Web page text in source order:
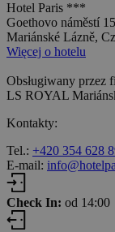
Hotel Paris ***
Goethovo náměstí
Mariánské Lázně,
Więcej o hotelu
Obsługiwany przez
LS ROYAL
Kontakty:
Tel.: +420 354 628
E-mail:
Check In: od 14:00